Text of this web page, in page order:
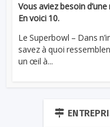
Vous aviez besoin
En voici 10.
Le Superbowl – Dans
savez à quoi
un œil à...